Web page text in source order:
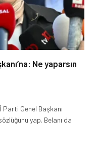
Ne yaparsın
Parti Genel Başkanı
yap. Belanı da